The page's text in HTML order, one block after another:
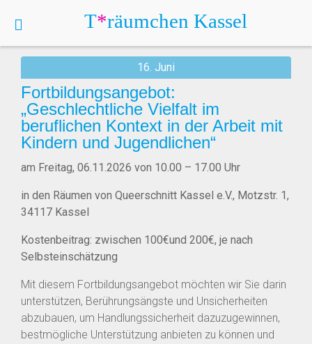
Allgemein
16. Juni
Fortbildungsangebot:
„Geschlechtliche Vielfalt im
beruflichen Kontext in der Arbeit mit
Kindern und Jugendlichen“
am Freitag, 06.11.2026 von 10.00 – 17.00 Uhr
in den Räumen von Queerschnitt Kassel e.V., Motzstr. 1,
34117 Kassel
Kostenbeitrag: zwischen 100€und 200€, je nach
Selbsteinschätzung
Mit diesem Fortbildungsangebot möchten wir Sie darin
unterstützen, Berührungsängste und Unsicherheiten
abzubauen, um Handlungssicherheit dazuzugewinnen,
bestmögliche Unterstützung anbieten zu können und
T*räumchen Kassel